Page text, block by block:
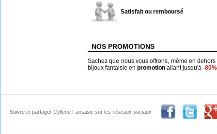
Satisfait ou remboursé
NOS PROMOTIONS
Sachez que nous vous offrons, même en
bijoux fantaisie en promotion allant jusqu'à -80%
Suivre et partager Cyllene Fantaisie sur les réseaux sociaux